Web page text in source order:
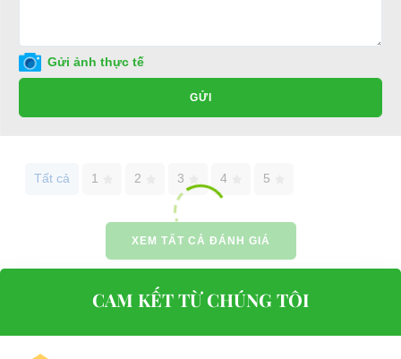
Điện thoại: 0932113677
E-mail:phuhuynhkd@gmail.com
Website:xediendulich.com
Gửi ảnh thực tế
GỬI
Tất cả 1 2 3 4 5
XEM TẤT CẢ ĐÁNH GIÁ
CAM KẾT TỪ CHÚNG TÔI